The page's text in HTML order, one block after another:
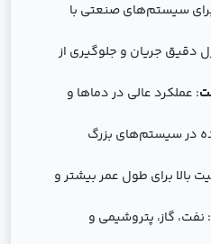
سیستم‌های صنعتی با
دقیق جریان و جلوگیری از
: عملکرد عالی در دماها و
در سیستم‌های بزرگ
بالا برای طول عمر بیشتر و
: نفت، گاز، پتروشیمی و